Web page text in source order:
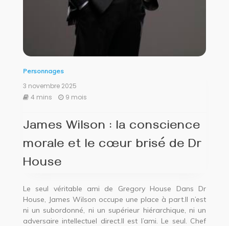
Personnages
3 novembre 2025
4 mins
9 mois
James Wilson : la conscience
morale et le cœur brisé de Dr
House
Le seul véritable ami de Gregory House Dans Dr
House, James Wilson occupe une place à part.Il n’est
ni un subordonné, ni un supérieur hiérarchique, ni un
adversaire intellectuel direct.Il est l’ami. Le seul. Chef